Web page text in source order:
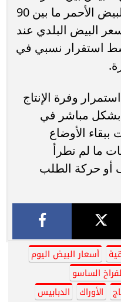
جنيه، بينما سجلت كرتونة البيض الأحمر ما بين 90
سعر البيض البلدي عند
وسط استقرار نسبي في
وفرة الإنتاج
بشكل مباشر في
ببقاء الأوضاع
ما لم تطرأ
أو حركة الطلب
أسعار البيض اليوم
الساسو
الأوراك
الدبابيس